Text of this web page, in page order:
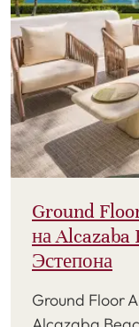
Ground
на Alcazaba
Эстепона
Ground Floor